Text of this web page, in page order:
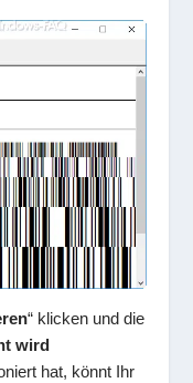
“ klicken und die
wird
hat, könnt Ihr